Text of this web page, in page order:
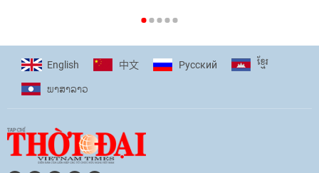
cùng thanh thiếu nhi tiên phong ứng
phó với biến đổi khí hậu
17:07|09/06/2026
[Video] Lào dành ưu tiên hàng đầu cho
quan hệ với Việt Nam
English 中文 Pусский ខ្មែរ
ພາ​ສາ​ລາວ